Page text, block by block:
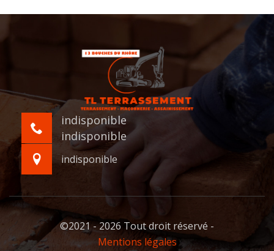
indisponible
indisponible
indisponible
©2021 - 2026 Tout droit réservé -
Mentions légales